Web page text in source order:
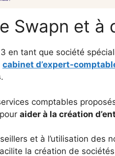
Swapn et à
en tant que société
cabinet d’expert-
.
comptables
aider à la création
et à l’utilisation des
la création de